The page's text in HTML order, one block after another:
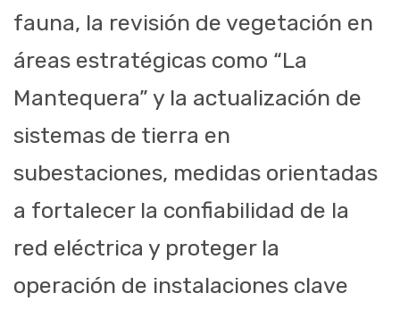
fauna, la revisión de vegetación en
áreas estratégicas como “La
Mantequera” y la actualización de
sistemas de tierra en
subestaciones, medidas orientadas
a fortalecer la confiabilidad de la
red eléctrica y proteger la
operación de instalaciones clave